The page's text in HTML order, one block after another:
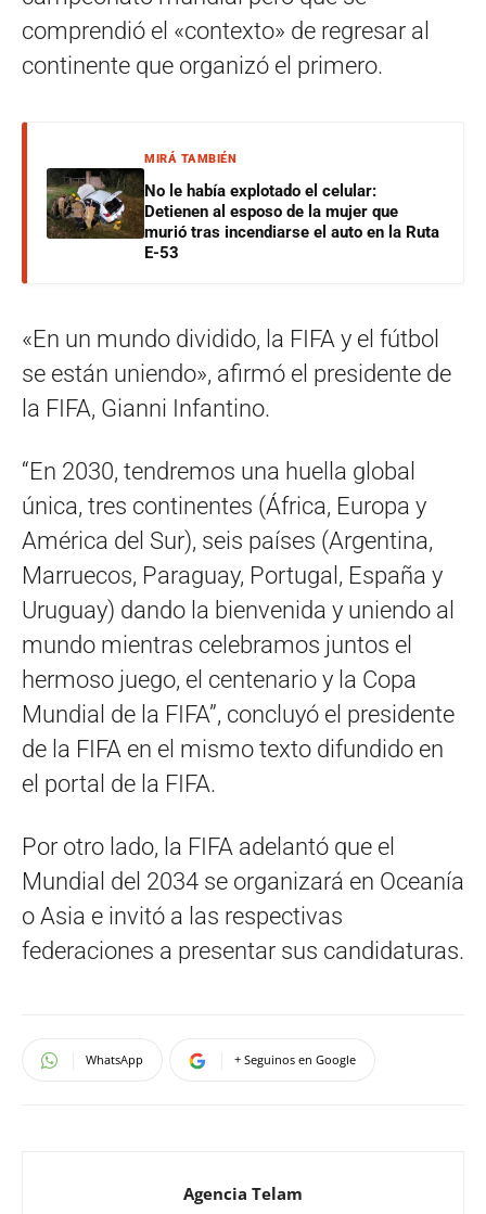
comprendió el «contexto» de regresar al
continente que organizó el primero.
MIRÁ TAMBIÉN
No le había explotado el celular:
Detienen al esposo de la mujer que
murió tras incendiarse el auto en la Ruta
E-53
«En un mundo dividido, la FIFA y el fútbol
se están uniendo», afirmó el presidente de
la FIFA, Gianni Infantino.
“En 2030, tendremos una huella global
única, tres continentes (África, Europa y
América del Sur), seis países (Argentina,
Marruecos, Paraguay, Portugal, España y
Uruguay) dando la bienvenida y uniendo al
mundo mientras celebramos juntos el
hermoso juego, el centenario y la Copa
Mundial de la FIFA”, concluyó el presidente
de la FIFA en el mismo texto difundido en
el portal de la FIFA.
Por otro lado, la FIFA adelantó que el
Mundial del 2034 se organizará en Oceanía
o Asia e invitó a las respectivas
federaciones a presentar sus candidaturas.
WhatsApp + Seguinos en Google
Agencia Telam